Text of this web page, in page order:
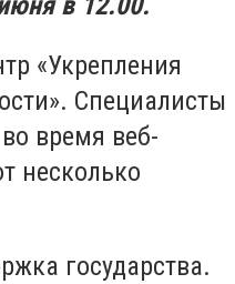
«Укрепления
Специалисты
время веб-
несколько
государства.